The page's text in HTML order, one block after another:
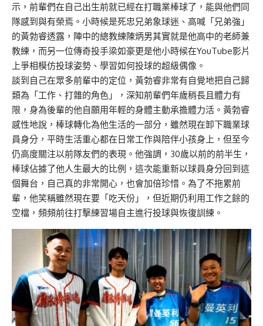
示，前輩們在自己出生前就已經在打職業棒球了，能與他們同
隊感到與有榮焉。小時候是死忠兄弟象球迷、高喊「兄弟強」
的黃勃睿透露，陣中的總教練陳炳男其實就是他高中的老師兼
教練，而另一位傳奇投手梁如豪更是他小時候在YouTube影片
上爭相模仿投球姿勢、學習如何投球的超級偶像。
談到自己在眾多前輩中的定位，黃勃睿非常有自覺地把自己歸
類為「工作、打雜的角色」，深知前輩們年歲稍長且體力有
限，身為後輩的他自願用年輕的身體主動承擔體力活。黃勃睿
感性地說，棒球轉化為他生活的一部分，雖然現在卸下職業球
員身分，平時生活重心都在日常工作與陪伴小孩身上，但至今
仍高度關注以前隊友們的表現。 他強調， 30歲以前的前半生，
棒球佔據了他人生最大的比例，這次能重新以球員身分回到這
個舞台，自己真的非常開心，也會加倍珍惜。 為了不拖累前
輩，他笑稱雖然現在要「吃天份」，但近期仍利用工作之餘的
空檔，頻頻前往打擊練習場自主進行投球與恢復訓練。